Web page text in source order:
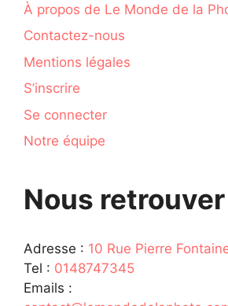
À propos de Le Monde de la
Contactez-nous
Mentions légales
S’inscrire
Se connecter
Notre équipe
Nous retrouver
Adresse : 10 Rue Pierre
Tel : 0148747345
Emails :